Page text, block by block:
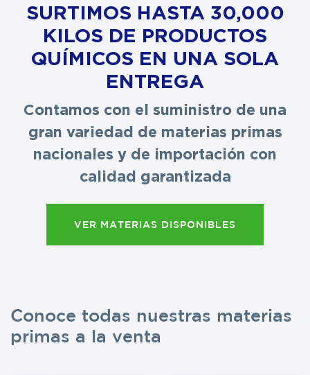
SURTIMOS HASTA 30,000
KILOS DE PRODUCTOS
QUÍMICOS EN UNA SOLA
ENTREGA
Contamos con el suministro de una
gran variedad de materias primas
nacionales y de importación con
calidad garantizada
VER MATERIAS DISPONIBLES
Conoce todas nuestras materias
primas a la venta